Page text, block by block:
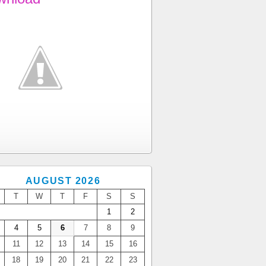
AUGUST 2026
T W T F S
S
1
2
4 5 6 7 8
9
11 12 13 14 15
16
18 19 20 21 22
23